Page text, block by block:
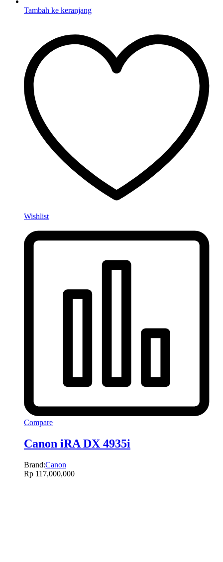
Tambah ke keranjang
Wishlist
Compare
Canon iRA DX 4935i
Brand:Canon
Rp 117,000,000